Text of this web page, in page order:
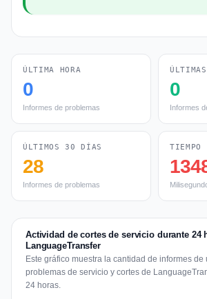
ÚLTIMA HORA
0
Informes de problemas
0
Informes
ÚLTIMOS 30 DÍAS
28
Informes de problemas
TIEMPO
Actividad de cortes de servicio durante 24
LanguageTransfer
Este gráfico muestra la cantidad de informes de
problemas de servicio y cortes de
24 horas.